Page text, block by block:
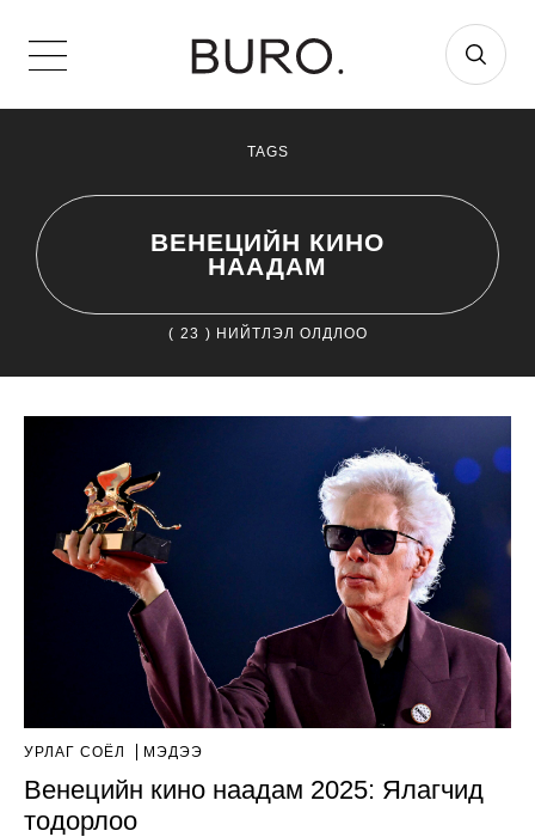
TAGS
ВЕНЕЦИЙН КИНО
НААДАМ
( 23 ) НИЙТЛЭЛ ОЛДЛОО
УРЛАГ СОЁЛ МЭДЭЭ
Венецийн кино наадам 2025: Ялагчид
тодорлоо